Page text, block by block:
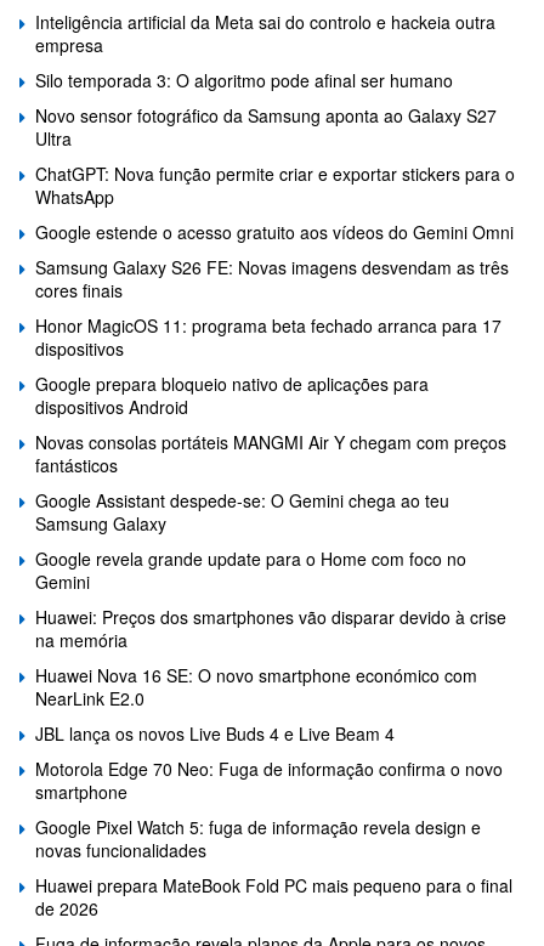
Inteligência artificial da Meta sai do controlo e hackeia outra
empresa
Silo temporada 3: O algoritmo pode afinal ser humano
Novo sensor fotográfico da Samsung aponta ao Galaxy S27
Ultra
ChatGPT: Nova função permite criar e exportar stickers para o
WhatsApp
Google estende o acesso gratuito aos vídeos do Gemini Omni
Samsung Galaxy S26 FE: Novas imagens desvendam as três
cores finais
Honor MagicOS 11: programa beta fechado arranca para 17
dispositivos
Google prepara bloqueio nativo de aplicações para
dispositivos Android
Novas consolas portáteis MANGMI Air Y chegam com preços
fantásticos
Google Assistant despede-se: O Gemini chega ao teu
Samsung Galaxy
Google revela grande update para o Home com foco no
Gemini
Huawei: Preços dos smartphones vão disparar devido à crise
na memória
Huawei Nova 16 SE: O novo smartphone económico com
NearLink E2.0
JBL lança os novos Live Buds 4 e Live Beam 4
Motorola Edge 70 Neo: Fuga de informação confirma o novo
smartphone
Google Pixel Watch 5: fuga de informação revela design e
novas funcionalidades
Huawei prepara MateBook Fold PC mais pequeno para o final
de 2026